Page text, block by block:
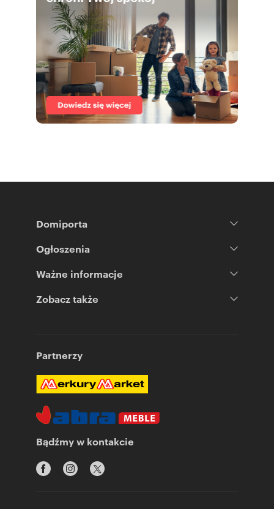
Domiporta
Ogłoszenia
Ważne informacje
Zobacz także
Partnerzy
Bądźmy w kontakcie